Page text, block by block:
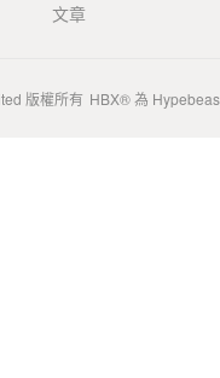
文章
版權所有 HBX® 為